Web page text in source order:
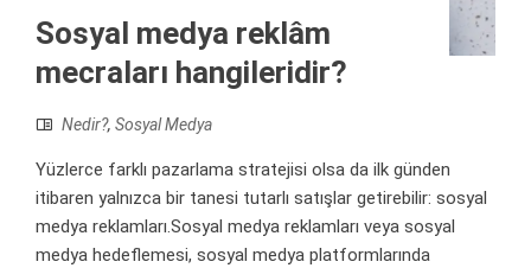
Sosyal medya reklâm
mecraları hangileridir?
Nedir?, Sosyal Medya
Yüzlerce farklı pazarlama stratejisi olsa da ilk günden
itibaren yalnızca bir tanesi tutarlı satışlar getirebilir: sosyal
medya reklamları.Sosyal medya reklamları veya sosyal
medya hedeflemesi, sosyal medya platformlarında